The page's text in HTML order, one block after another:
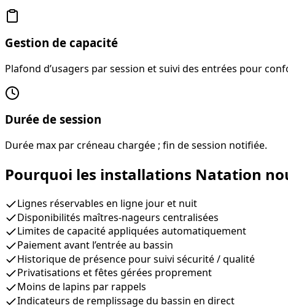
Gestion de capacité
Plafond d’usagers par session et suivi des entrées pour
Durée de session
Durée max par créneau chargée ; fin de session notifiée.
Pourquoi les installations Natation
Lignes réservables en ligne jour et nuit
Disponibilités maîtres-nageurs centralisées
Limites de capacité appliquées automatiquement
Paiement avant l’entrée au bassin
Historique de présence pour suivi sécurité / qualité
Privatisations et fêtes gérées proprement
Moins de lapins par rappels
Indicateurs de remplissage du bassin en direct